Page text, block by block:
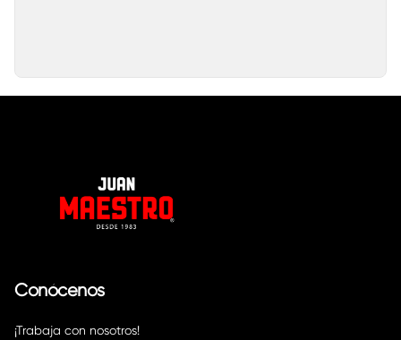
Conócenos
¡Trabaja con nosotros!